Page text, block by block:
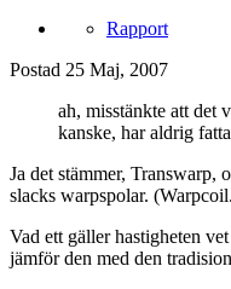
Rapport
Postad 25 Maj, 2007
ah, misstänkte att det
kanske, har aldrig
Ja det stämmer, Transwarp,
slacks warpspolar.
Vad ett gäller hastigheten
jämför den med den